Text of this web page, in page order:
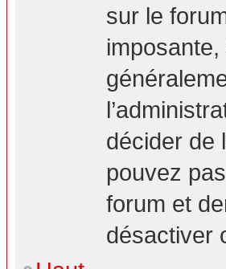
sur le
décider de
pouvez
forum et
désactiver